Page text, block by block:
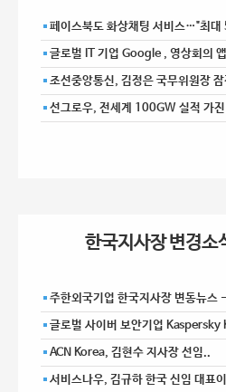
페이스북도 화상채팅 서비스…"최대
글로벌 IT 기업 Google , 영상회의
조선중앙통신, 김정은 국무위원장
선그로우, 전세계 100GW 실적 가
한국지사장 변경소
주한외국기업 한국지사장 변동뉴
글로벌 사이버 보안기업 Kaspersky
ACN Korea, 김현수 지사장 선임..
서비스나우, 김규하 한국 신임 대표